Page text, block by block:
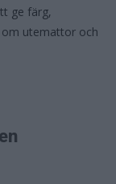
ge färg,
utemattor och